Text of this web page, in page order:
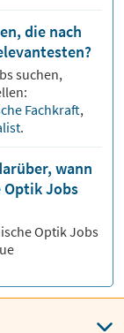
die nach
suchen,
Fachkraft,
.
wann
Optik Jobs
OptikJobs